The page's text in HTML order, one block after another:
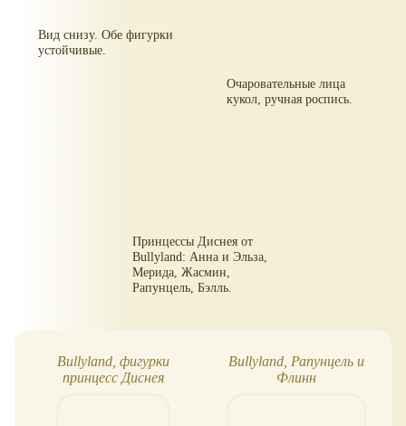
Вид снизу. Обе фигурки
устойчивые.
Очаровательные лица
кукол, ручная роспись.
Принцессы Диснея от
Bullyland: Анна и Эльза,
Мерида, Жасмин,
Рапунцель, Бэлль.
Bullyland, фигурки
принцесс Диснея
Bullyland, Рапунцель и
Флинн